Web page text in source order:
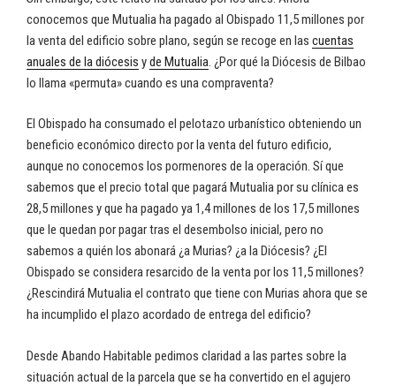
conocemos que Mutualia ha pagado al Obispado 11,5 millones por
la venta del edificio sobre plano, según se recoge en las cuentas
anuales de la diócesis yde Mutualia. ¿Por qué la Diócesis de Bilbao
lo llama «permuta» cuando es una compraventa?
El Obispado ha consumado el pelotazo urbanístico obteniendo un
beneficio económico directo por la venta del futuro edificio,
aunque no conocemos los pormenores de la operación. Sí que
sabemos que el precio total que pagará Mutualia por su clínica es
28,5 millones y que ha pagado ya 1,4 millones de los 17,5 millones
que le quedan por pagar tras el desembolso inicial, pero no
sabemos a quién los abonará ¿a Murias? ¿a la Diócesis? ¿El
Obispado se considera resarcido de la venta por los 11,5 millones?
¿Rescindirá Mutualia el contrato que tiene con Murias ahora que se
ha incumplido el plazo acordado de entrega del edificio?
Desde Abando Habitable pedimos claridad a las partes sobre la
situación actual de la parcela que se ha convertido en el agujero